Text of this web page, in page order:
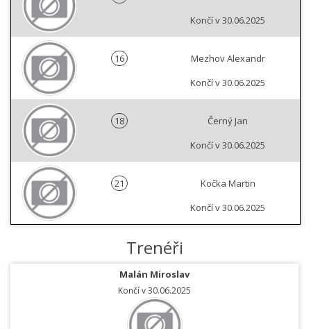
Končí v 30.06.2025
16
Mezhov Alexandr
Končí v 30.06.2025
18
Černý Jan
Končí v 30.06.2025
21
Kočka Martin
Končí v 30.06.2025
Trenéři
Malán Miroslav
Končí v 30.06.2025